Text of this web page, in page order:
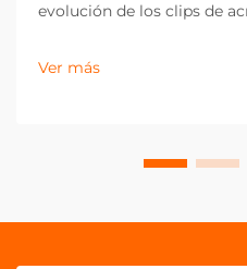
evolución de los clips de
drásticamente en la última
acrílico PP emergiendo
Ver más